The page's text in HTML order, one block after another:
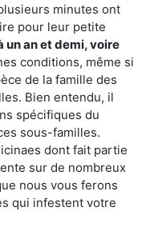
minutes ont
pour leur petite
un an et demi, voire
conditions, même si
de la famille des
Bien entendu, il
spécifiques du
sous-familles.
dont fait partie
sur de nombreux
nous vous ferons
qui infestent votre